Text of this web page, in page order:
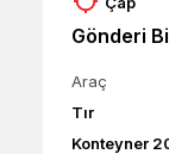
Gönderi
Araç
Tır
Konteyner